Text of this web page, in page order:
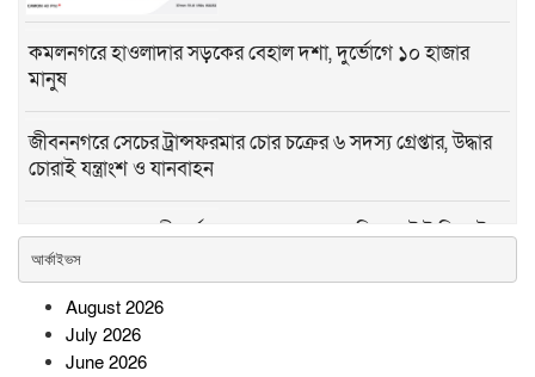
কমলনগরে হাওলাদার সড়কের বেহাল দশা, দুর্ভোগে ১০ হাজার
মানুষ
জীবননগরে সেচের ট্রান্সফরমার চোর চক্রের ৬ সদস্য গ্রেপ্তার, উদ্ধার
চোরাই যন্ত্রাংশ ও যানবাহন
নেত্রকোনায় স্কুলছাত্রী ধর্ষণ মামলার প্রধান আসামি কনটেন্ট ক্রিয়েটর
রিপন গ্রেপ্তার
রামগড়ে মাদকবিরোধী ম্যারাথনে তিন শতাধিক দৌড়বিদ, সুস্থ
জীবনধারার আহ্বান
আর্কাইভস
August 2026
July 2026
June 2026